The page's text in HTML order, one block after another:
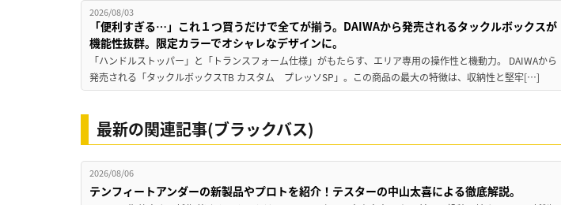
2026/08/03
「便利すぎる…」これ１つ買うだけで全てが揃う。DAIWAから発売されるタックルボックスが
機能性抜群。限定カラーでオシャレなデザインに。
「ハンドルストッパー」と「トランスフォーム仕様」がもたらす、エリア専用の操作性と機動力。 DAIWAから
発売される「タックルボックスTB カスタム プレッソSP」。この商品の最大の特徴は、収納性と堅牢[…]
最新の関連記事(ブラックバス)
2026/08/06
テンフィートアンダーの新製品やプロトを紹介！テスターの中山太喜による徹底解説。